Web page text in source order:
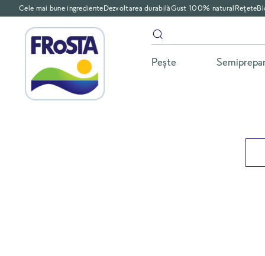
Cele mai bune ingredienteDezvoltarea durabilăGust 100% naturalRețete
Peşte